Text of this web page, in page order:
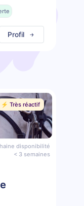
Profil
⚡️ Très réactif
disponibilité
< 3 semaines